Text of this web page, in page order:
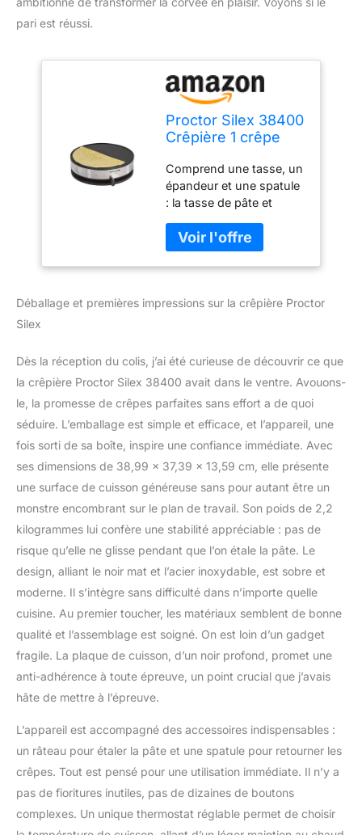
pari est réussi.
Proctor Silex 38400
Crêpière 1 crêpe
inoxydable
Comprend une tasse, un
épandeur et une spatule
: la tasse de pâte et
obtenir cette consistance
de crêpe fine de papier
caractéristique. Et la
spécialement conçue
infaillibles Idéale pour le
les desserts : la crêpière
fonctionne comme un fer
à repasser. Cuisinez du
bacon, des œufs et des
déjeuner, des crêpes aux
champignons et des
gruyères pour le dîner,
ou des crêpes à la ricotta
dessert. Parfait pour les
omelettes, les
quesadillas et les
omelettes Facile à utiliser
et à nettoyer : lorsque le
témoin lumineux prêt sur
le fer électrique s'allume,
il suffit de verser la pâte,
surface antiadhésive se
nettoie facilement après
accessoires inclus
passent au lave-vaisselle
sur la grille supérieure
Faites de grandes crêpes
Déballage et premières impressions sur la crêpière Proctor
Silex
Dès la réception du colis, j’ai été curieuse de découvrir ce que
la crêpière Proctor Silex 38400 avait dans le ventre. Avouons-
le, la promesse de crêpes parfaites sans effort a de quoi
séduire. L’emballage est simple et efficace, et l’appareil, une
fois sorti de sa boîte, inspire une confiance immédiate. Avec
ses dimensions de 38,99 x 37,39 x 13,59 cm, elle présente
une surface de cuisson généreuse sans pour autant être un
monstre encombrant sur le plan de travail. Son poids de 2,2
kilogrammes lui confère une stabilité appréciable : pas de
risque qu’elle ne glisse pendant que l’on étale la pâte. Le
design, alliant le noir mat et l’acier inoxydable, est sobre et
moderne. Il s’intègre sans difficulté dans n’importe quelle
cuisine. Au premier toucher, les matériaux semblent de bonne
qualité et l’assemblage est soigné. On est loin d’un gadget
fragile. La plaque de cuisson, d’un noir profond, promet une
anti-adhérence à toute épreuve, un point crucial que j’avais
hâte de mettre à l’épreuve.
L’appareil est accompagné des accessoires indispensables :
un râteau pour étaler la pâte et une spatule pour retourner les
crêpes. Tout est pensé pour une utilisation immédiate. Il n’y a
pas de fioritures inutiles, pas de dizaines de boutons
complexes. Un unique thermostat réglable permet de choisir